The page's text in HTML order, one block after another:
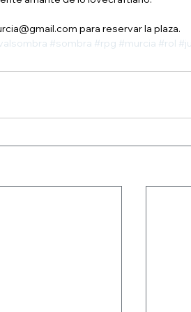
para reservar la plaza.
#sombra #rpg #murcia #rol